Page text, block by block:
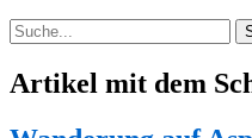
Artikel mit dem